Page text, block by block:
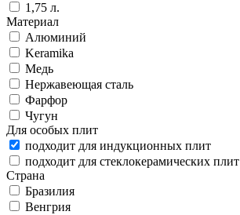
1,75 л.
Материал
Алюминий
Keramika
Медь
Нержавеющая сталь
Фарфор
Чугун
Для особых плит
подходит для индукционных плит
подходит для стеклокерамических плит
Страна
Бразилия
Венгрия